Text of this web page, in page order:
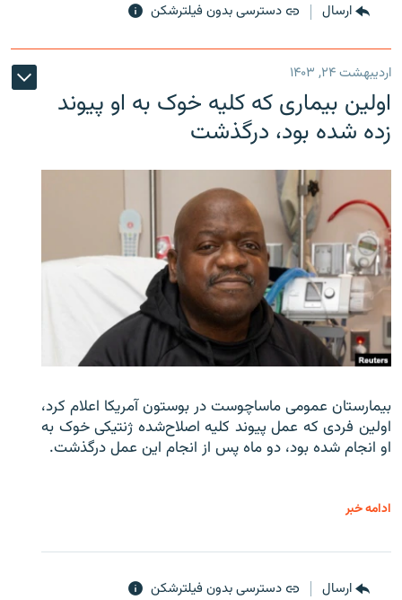
ارسال دسترسی بدون فیلترشکن
اردیبهشت ۲۴, ۱۴۰۳
اولین بیماری که کلیه خوک به او پیوند
زده شده بود، درگذشت
بیمارستان عمومی ماساچوست در بوستون آمریکا اعلام کرد،
اولین فردی که عمل پیوند کلیه اصلاح‌شده ژنتیکی خوک به
او انجام شده بود، دو ماه پس از انجام این عمل درگذشت.
ادامه خبر
ارسال دسترسی بدون فیلترشکن